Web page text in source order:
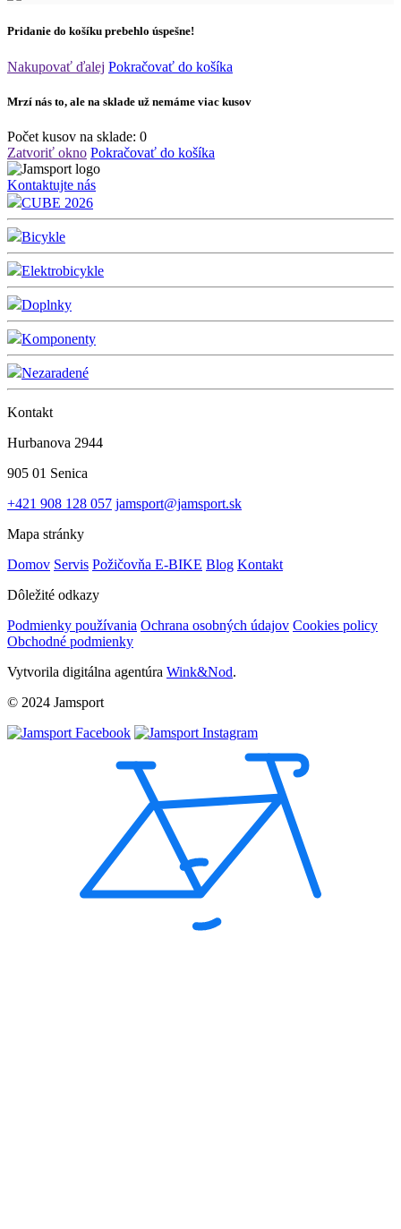
Pridanie do košíku prebehlo úspešne!
Nakupovať ďalej Pokračovať do košíka
Mrzí nás to, ale na sklade už nemáme viac kusov
Počet kusov na sklade: 0
Zatvoriť okno Pokračovať do košíka
Kontaktujte nás
CUBE 2026
Bicykle
Elektrobicykle
Doplnky
Komponenty
Nezaradené
Kontakt
Hurbanova 2944
905 01 Senica
+421 908 128 057 jamsport@jamsport.sk
Mapa stránky
Domov Servis Požičovňa E-BIKE Blog Kontakt
Dôležité odkazy
Podmienky používania Ochrana osobných údajov Cookies policy
Obchodné podmienky
Vytvorila digitálna agentúra Wink&Nod.
© 2024 Jamsport